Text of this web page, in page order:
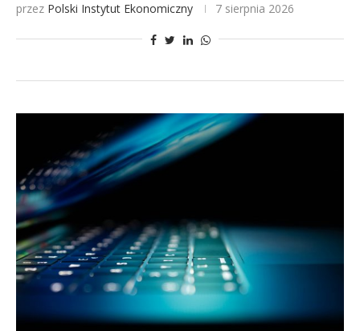
przez Polski Instytut Ekonomiczny 7 sierpnia 2026